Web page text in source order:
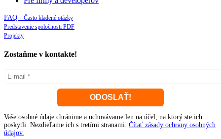
FAQ - Často kladené otázky
Predstavenie spoločnosti PDF
Projekty
Zostaňme v kontakte!
Vaše osobné údaje chránime a uchovávame len na účel, na ktorý ste ich
poskytli. Nezdieľame ich s tretími stranami. Čítať zásady ochrany osobných
údajov.